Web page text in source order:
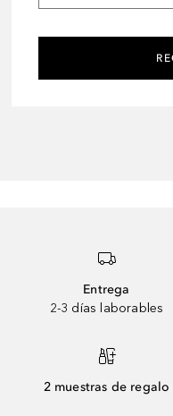
Entrega
2-3 días laborables
2 muestras de regalo